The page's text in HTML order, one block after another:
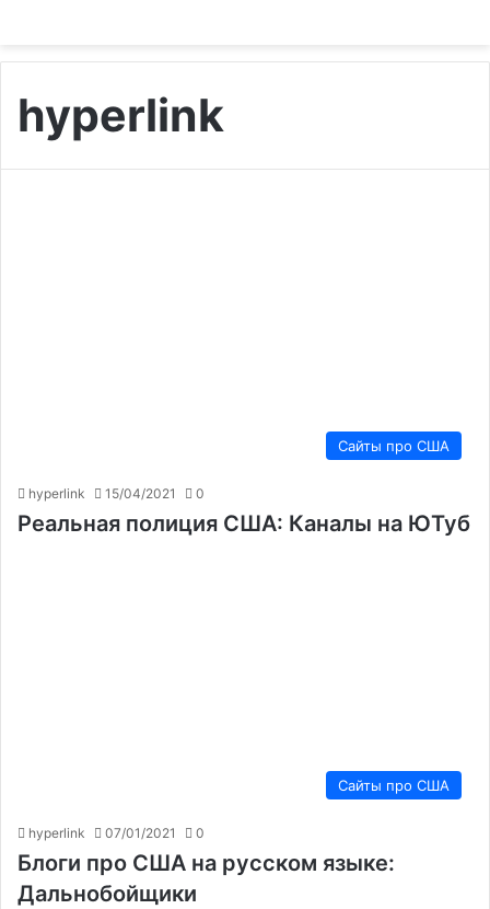
hyperlink
Сайты про США
hyperlink 15/04/2021 0
Реальная полиция США: Каналы на ЮТуб
Сайты про США
hyperlink 07/01/2021 0
Блоги про США на русском языке:
Дальнобойщики